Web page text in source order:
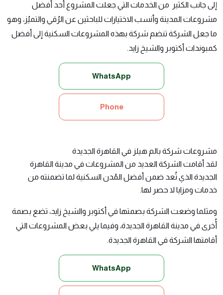
إلى جانب الكثير من الخدمات التي جعلت المشروع أحد أفضل
مشروعات المدينة وأنسب الاختيارات للباحثين عن الرُقي والتميُز، وهو
ما جعل الشركة تنضم شركة بهذه المشروعات السكنية إلى أفضل
كمبوندات أكتوبر والشيخ زايد.
WhatsApp
Phone
مشروعات شركة بالم هيلز في القاهرة الجديدة
لقد أقامت الشركة العديد من المشروعات في مدينة القاهرة
الجديدة الذي تُعد ضمن أفضل المُدن السكنية لما تضمنته من
خدمات ومزايا لا حصر لها.
ومثلما وضعت الشركة بصمتها في أكتوبر والشيخ زايد، تضع بصمة
أُخرى في مدينة القاهرة الجديدة، وفيما يلي بعض المشروعات التي
أقامتها الشركة في القاهرة الجديدة.
WhatsApp